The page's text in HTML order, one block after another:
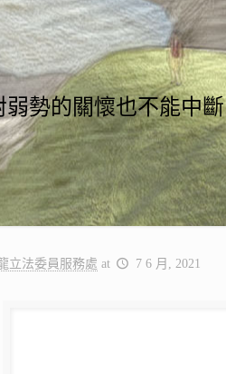
弱勢的關懷也不能中斷
立法委員服務處 at 7 6 月, 2021